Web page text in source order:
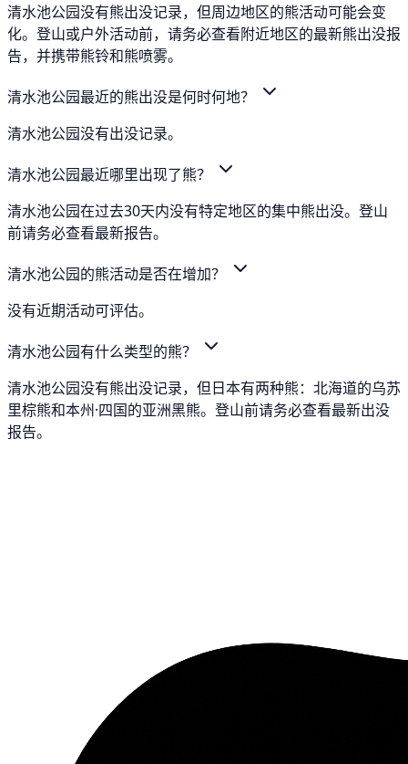
清水池公园没有熊出没记录，但周边地区的熊活动可能会变
化。登山或户外活动前，请务必查看附近地区的最新熊出没报
告，并携带熊铃和熊喷雾。
清水池公园最近的熊出没是何时何地？
清水池公园没有出没记录。
清水池公园最近哪里出现了熊？
清水池公园在过去30天内没有特定地区的集中熊出没。登山
前请务必查看最新报告。
清水池公园的熊活动是否在增加？
没有近期活动可评估。
清水池公园有什么类型的熊？
清水池公园没有熊出没记录，但日本有两种熊：北海道的乌苏
里棕熊和本州·四国的亚洲黑熊。登山前请务必查看最新出没
报告。